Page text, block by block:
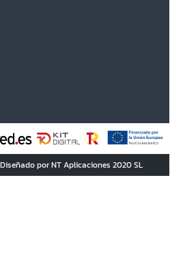
por NT Aplicaciones 2020 SL